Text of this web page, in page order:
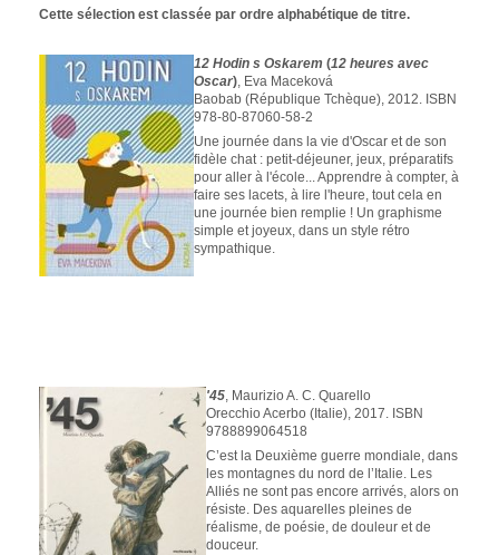
Cette sélection est classée par ordre alphabétique de titre.
12 Hodin s Oskarem (12 heures avec
Oscar), Eva Maceková
Baobab (République Tchèque), 2012. ISBN
978-80-87060-58-2
Une journée dans la vie d'Oscar et de son
fidèle chat : petit-déjeuner, jeux, préparatifs
pour aller à l'école... Apprendre à compter, à
faire ses lacets, à lire l'heure, tout cela en
une journée bien remplie ! Un graphisme
simple et joyeux, dans un style rétro
sympathique.
'45, Maurizio A. C. Quarello
Orecchio Acerbo (Italie), 2017. ISBN
9788899064518
C’est la Deuxième guerre mondiale, dans
les montagnes du nord de l’Italie. Les
Alliés ne sont pas encore arrivés, alors on
résiste. Des aquarelles pleines de
réalisme, de poésie, de douleur et de
douceur.